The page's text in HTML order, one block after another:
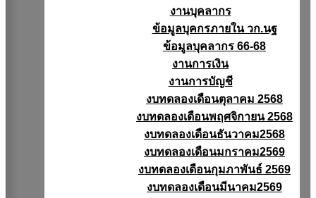
งานบุคลากร
ข้อมูลบุคกรภายใน วก.นฐ
ข้อมูลบุคลากร 66-68
งานการเงิน
งานการบัญชี
งบทดลองเดือนตุลาคม 2568
งบทดลองเดือนพฤศจิกายน 2568
งบทดลองเดือนธันวาคม2568
งบทดลองเดือนมกราคม2569
งบทดลองเดือนกุมภาพันธ์ 2569
งบทดลองเดือนมีนาคม2569